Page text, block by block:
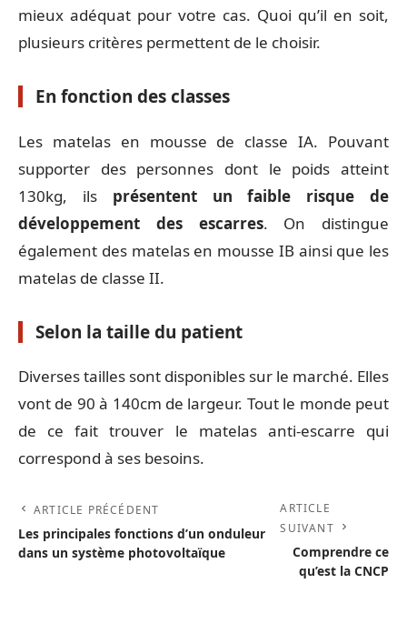
mieux adéquat pour votre cas. Quoi qu’il en soit,
plusieurs critères permettent de le choisir.
En fonction des classes
Les matelas en mousse de classe IA. Pouvant
supporter des personnes dont le poids atteint
130kg, ils présentent un faible risque de
développement des escarres. On distingue
également des matelas en mousse IB ainsi que les
matelas de classe II.
Selon la taille du patient
Diverses tailles sont disponibles sur le marché. Elles
vont de 90 à 140cm de largeur. Tout le monde peut
de ce fait trouver le matelas anti-escarre qui
correspond à ses besoins.
ARTICLE PRÉCÉDENT
Les principales fonctions d’un onduleur
dans un système photovoltaïque
ARTICLE
SUIVANT
Comprendre ce
qu’est la CNCP